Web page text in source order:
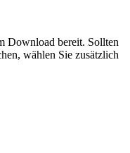
Download bereit. Sollten
wählen Sie zusätzlich